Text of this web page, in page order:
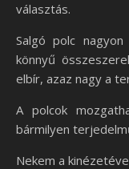
választás.
Salgó polc
könnyű
elbír, azaz nagy a
A polcok
bármilyen
Nekem a